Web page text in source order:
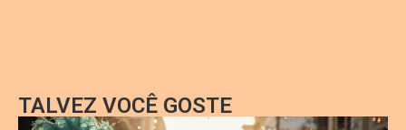
TALVEZ VOCÊ GOSTE